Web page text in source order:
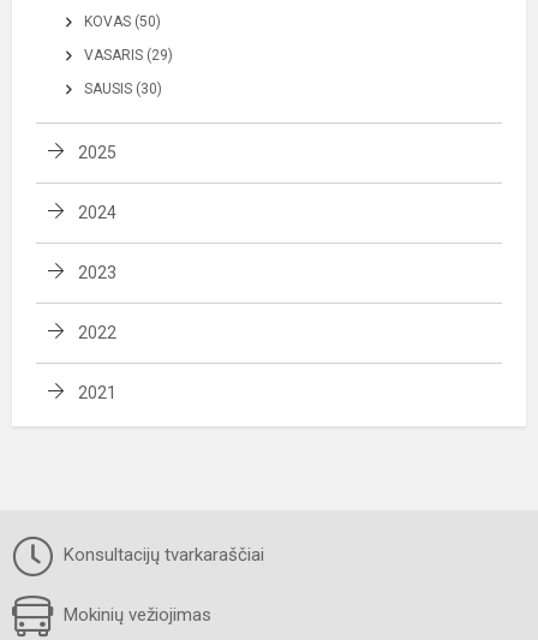
KOVAS (50)
VASARIS (29)
SAUSIS (30)
2025
2024
2023
2022
2021
Konsultacijų tvarkaraščiai
Mokinių vežiojimas